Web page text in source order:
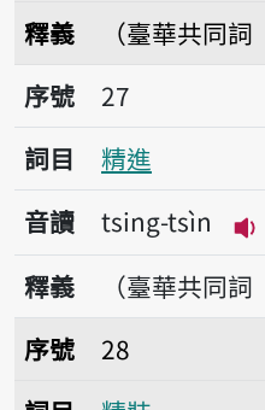
釋義
（臺華共同詞
序號27精進
序號
27
詞目
精進
音讀
tsing-tsìn
釋義
（臺華共同詞
序號28精裝
序號
28